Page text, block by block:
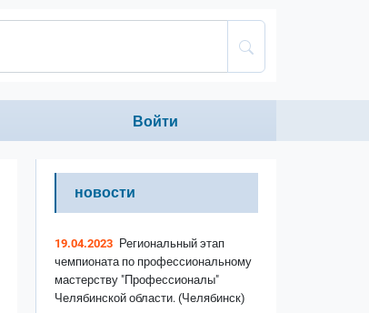
Anonumous menu
Войти
новости
19.04.2023 Региональный этап
чемпионата по профессиональному
мастерству "Профессионалы"
Челябинской области. (Челябинск)